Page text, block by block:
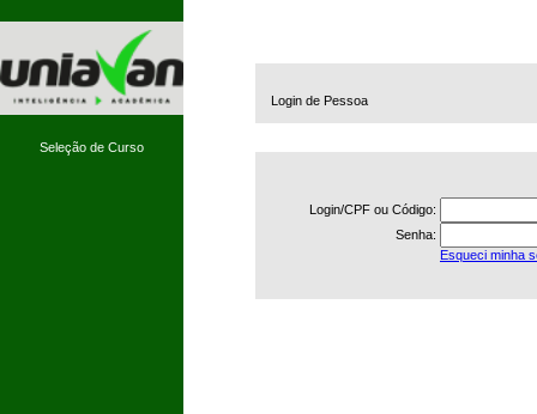
Seleção de Curso
Login de Pessoa
Login/CPF ou Código:
Senha:
Esqueci minha